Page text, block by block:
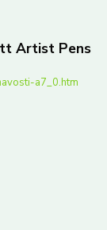
Artist Pens
a7_0.htm